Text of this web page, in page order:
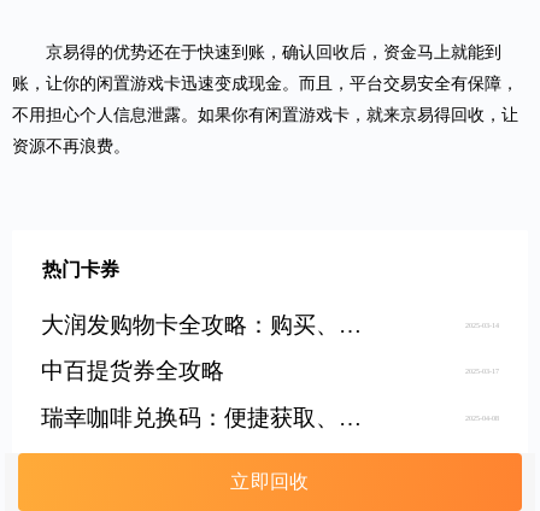
京易得的优势还在于快速到账，确认回收后，资金马上就能到
账，让你的闲置游戏卡迅速变成现金。而且，平台交易安全有保障，
不用担心个人信息泄露。如果你有闲置游戏卡，就来京易得回收 ，让
资源不再浪费。
热门卡券
大润发购物卡全攻略：购买、使用与注意事项 2025-03-14
中百提货券全攻略 2025-03-17
瑞幸咖啡兑换码：便捷获取、使用与高效回收指南 2025-04-08
立即回收